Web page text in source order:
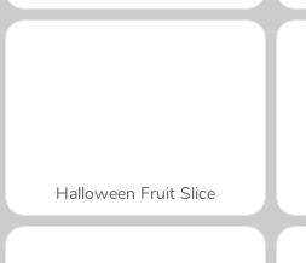
Halloween Fruit Slice